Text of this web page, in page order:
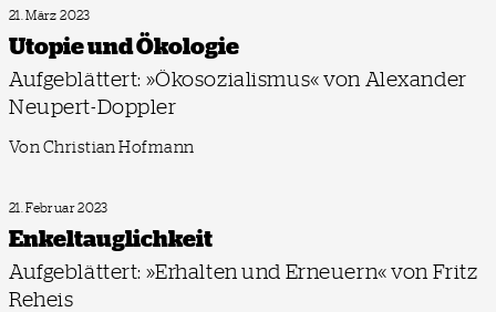
21. März 2023
Utopie und Ökologie
Aufgeblättert: »Ökosozialismus« von Alexander
Neupert-Doppler
Von Christian Hofmann
21. Februar 2023
Enkeltauglichkeit
Aufgeblättert: »Erhalten und Erneuern« von Fritz
Reheis